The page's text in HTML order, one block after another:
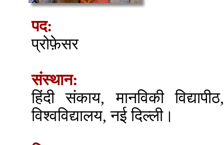
पद:
प्रोफ़ेसर
संस्थान:
हिंदी संकाय, मानविकी
विश्वविद्यालय, नई दिल्ली।